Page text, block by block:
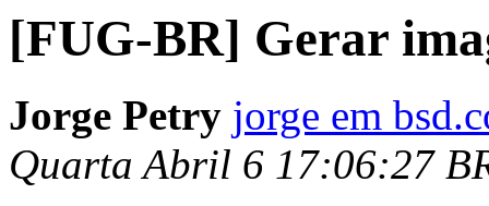
[FUG-BR] Gerar
Jorge Petry jorge em
Quarta Abril 6 17:06:27